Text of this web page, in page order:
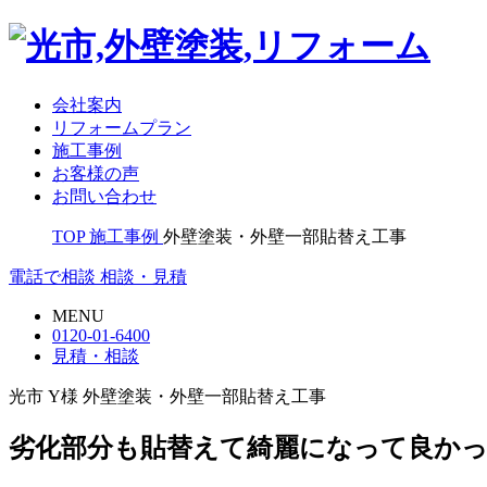
会社案内
リフォームプラン
施工事例
お客様の声
お問い合わせ
TOP 施工事例 外壁塗装・外壁一部貼替え工事
電話で相談 相談・見積
MENU
0120-01-6400
見積・相談
光市 Y様 外壁塗装・外壁一部貼替え工事
劣化部分も貼替えて綺麗になって良か